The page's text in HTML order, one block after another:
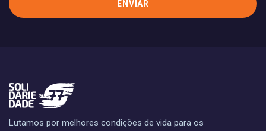
Lutamos por melhores condições de vida para os